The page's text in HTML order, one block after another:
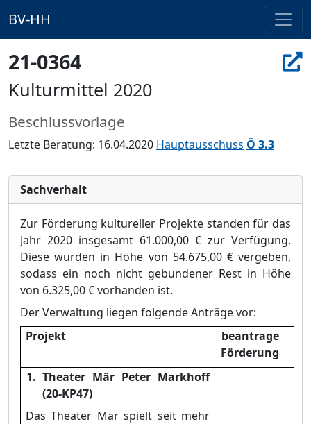
BV-HH
21-0364
Kulturmittel 2020
Beschlussvorlage
Letzte Beratung: 16.04.2020 Hauptausschuss Ö 3.3
Sachverhalt
Zur Förderung kultureller Projekte standen für das
Jahr 2020 insgesamt 61.000,00 € zur Verfügung.
Diese wurden in Höhe von 54.675,00 €vergeben,
sodass ein noch nicht gebundener Rest in Höhe
von 6.325,00 €vorhanden ist.
Der Verwaltung liegen folgende Anträge vor:
Projekt
beantrage
Förderung
Theater Mär Peter Markhoff
(20-KP47)
Das Theater Mär spielt seit mehr